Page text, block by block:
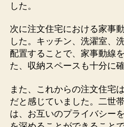
した。
次に注文住宅における家事
した。キッチン、洗濯室、
配置することで、家事動線
た、収納スペースも十分に
また、これからの注文住宅
だと感じていました。二世
は、お互いのプライバシー